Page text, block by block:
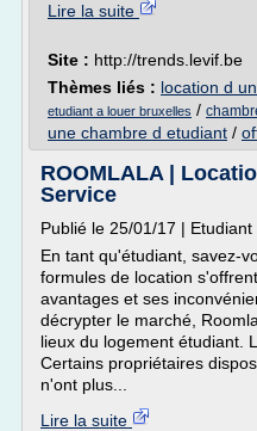
Lire la suite
Site : http://trends.levif.be
Thèmes liés : location d
etudiant a louer bruxelles /
une chambre d etudiant /
ROOMLALA |
Service
Publié le 25/01/17 |
En tant qu'étudiant, savez-
formules de location
avantages et ses
décrypter le marché,
lieux du logement étudiant.
Certains propriétaires
n'ont plus...
Lire la suite